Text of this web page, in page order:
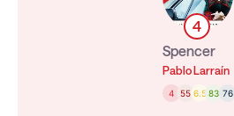
4
Spencer
Pablo Larraín
4 55 6.5 83 76